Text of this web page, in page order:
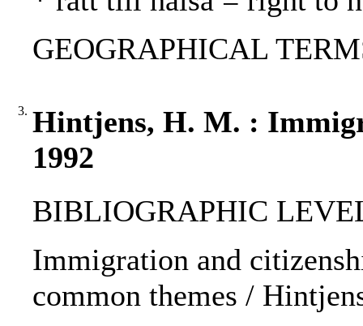
GEOGRAPHICAL
3. Hintjens, H. M. :
1992
BIBLIOGRAPHIC
Immigration and
common themes /